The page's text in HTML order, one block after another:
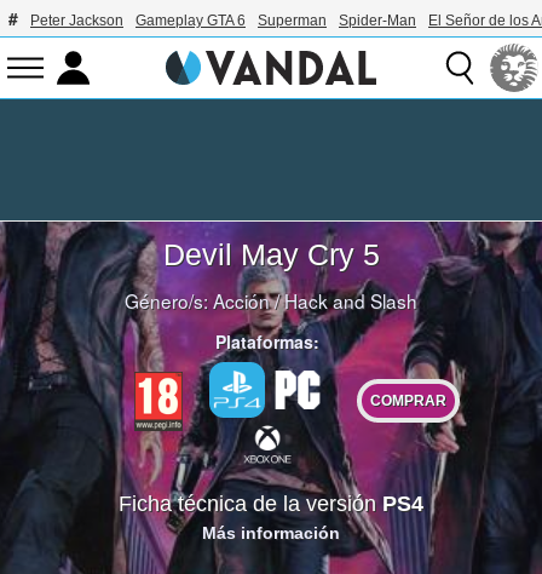
Peter Jackson Gameplay GTA 6 Superman Spider-Man El Señor de los
Devil May Cry 5
Género/s:Acción/Hack and Slash
Plataformas:
COMPRAR
Ficha técnica de la versión PS4
Más información